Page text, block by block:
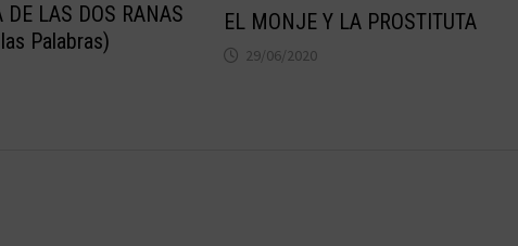
DE LAS DOS RANAS
Palabras)
EL MONJE Y LA PROSTITUTA
29/06/2020